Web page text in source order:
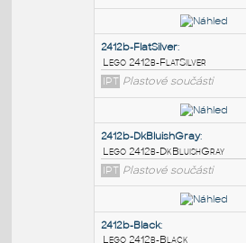
2412b-DkBlue:
Lego 2412b-DkBlue
IPT Plastové součásti
2412b-FlatSilver:
Lego 2412b-FlatSilver